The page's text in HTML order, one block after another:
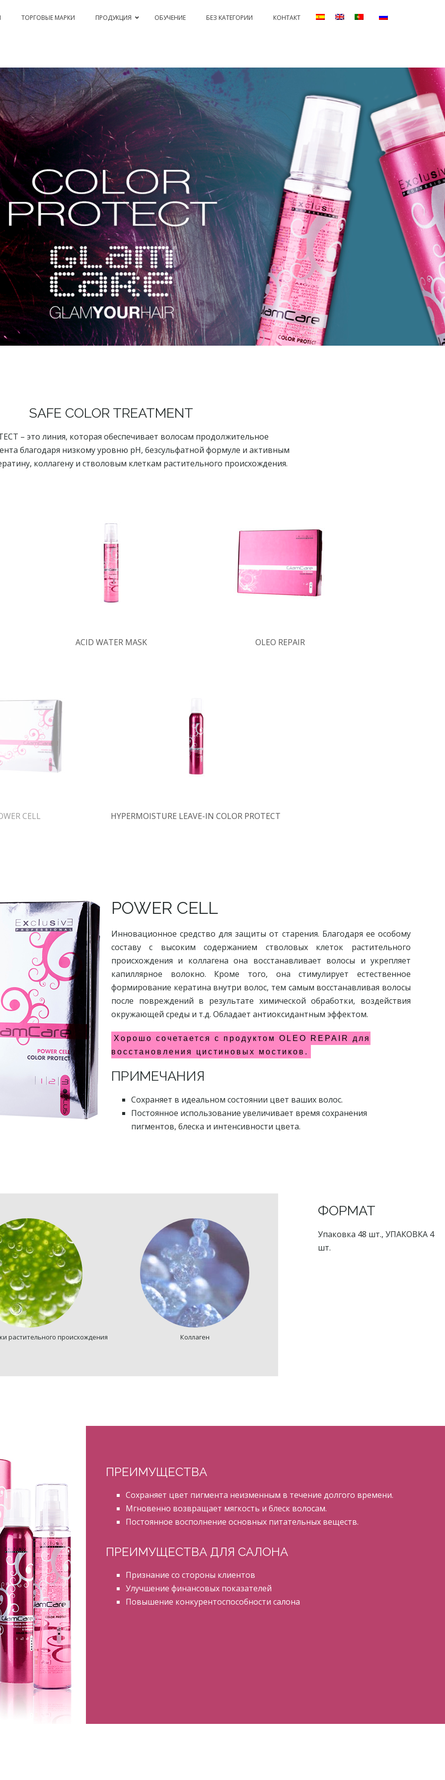
ТОРГОВЫЕ МАРКИ ПРОДУКЦИЯ
PASSION & COLOR EKO BLEACHING AND CORRECTIONS PERMANENTS AND PROTECTORS
ОБУЧЕНИЕ БЕЗ КАТЕГОРИИ КОНТАКТ
SAFE COLOR TREATMENT
– это линия, которая обеспечивает волосам продолжительное
благодаря низкому уровню pH, безсульфатной формуле и активным
коллагену и стволовым клеткам растительного происхождения.
ACID WATER MASK OLEO REPAIR
CELL HYPERMOISTURE LEAVE-IN COLOR PROTECT
POWER CELL
Инновационное средство для защиты от старения. Благодаря ее особому
составу с высоким содержанием стволовых клеток растительного
происхождения и коллагена она восстанавливает волосы и укрепляет
капиллярное волокно. Кроме того, она стимулирует естественное
формирование кератина внутри волос, тем самым восстанавливая волосы
после повреждений в результате химической обработки, воздействия
окружающей среды и т.д. Обладает антиоксидантным эффектом.
Хорошо сочетается с продуктом OLEO REPAIR для
восстановления цистиновых мостиков.
ПРИМЕЧАНИЯ
Сохраняет в идеальном состоянии цвет ваших волос.
Постоянное использование увеличивает время сохранения
пигментов, блеска и интенсивности цвета.
растительного происхождения Коллаген
ФОРМАТ
Упаковка 48 шт., УПАКОВКА 4
шт.
ПРЕИМУЩЕСТВА
Сохраняет цвет пигмента неизменным в течение долгого времени.
Мгновенно возвращает мягкость и блеск волосам.
Постоянное восполнение основных питательных веществ.
ПРЕИМУЩЕСТВА ДЛЯ САЛОНА
Признание со стороны клиентов
Улучшение финансовых показателей
Повышение конкурентоспособности салона